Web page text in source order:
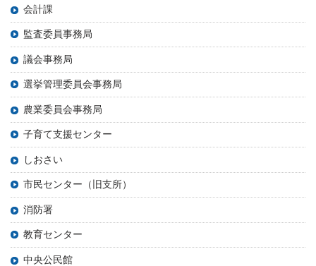
会計課
監査委員事務局
議会事務局
選挙管理委員会事務局
農業委員会事務局
子育て支援センター
しおさい
市民センター（旧支所）
消防署
教育センター
中央公民館